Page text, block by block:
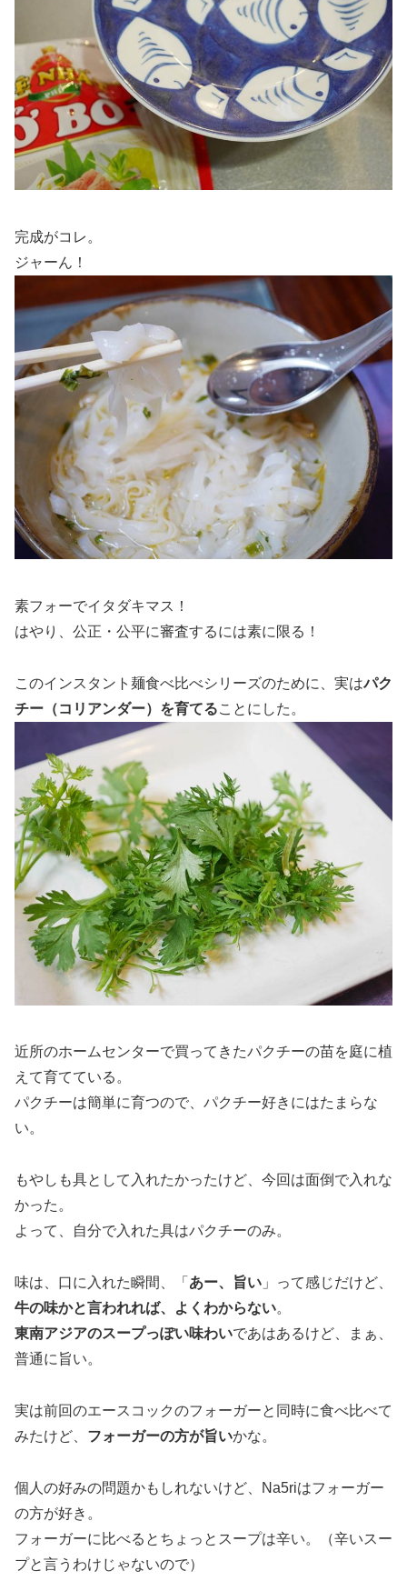
完成がコレ。
ジャーん！
素フォーでイタダキマス！
はやり、公正・公平に審査するには素に限る！
このインスタント麺食べ比べシリーズのために、実はパク
チー（コリアンダー）を育てることにした。
近所のホームセンターで買ってきたパクチーの苗を庭に植
えて育てている。
パクチーは簡単に育つので、パクチー好きにはたまらな
い。
もやしも具として入れたかったけど、今回は面倒で入れな
かった。
よって、自分で入れた具はパクチーのみ。
味は、口に入れた瞬間、「 あー、旨い 」って感じだけど、
牛の味かと言われれば、よくわからない。
東南アジアのスープっぽい味わいであはあるけど、まぁ、
普通に旨い。
実は前回のエースコックのフォーガーと同時に食べ比べて
みたけど、 フォーガーの方が旨いかな。
個人の好みの問題かもしれないけど、Na5riはフォーガー
の方が好き。
フォーガーに比べるとちょっとスープは辛い。（辛いスー
プと言うわけじゃないので）